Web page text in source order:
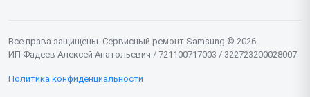
Принтеров
Все права защищены. Сервисный ремонт Samsung © 2026
ИП Фадеев Алексей Анатольевич / 721100717003 / 322723200028007
Политика конфиденциальности